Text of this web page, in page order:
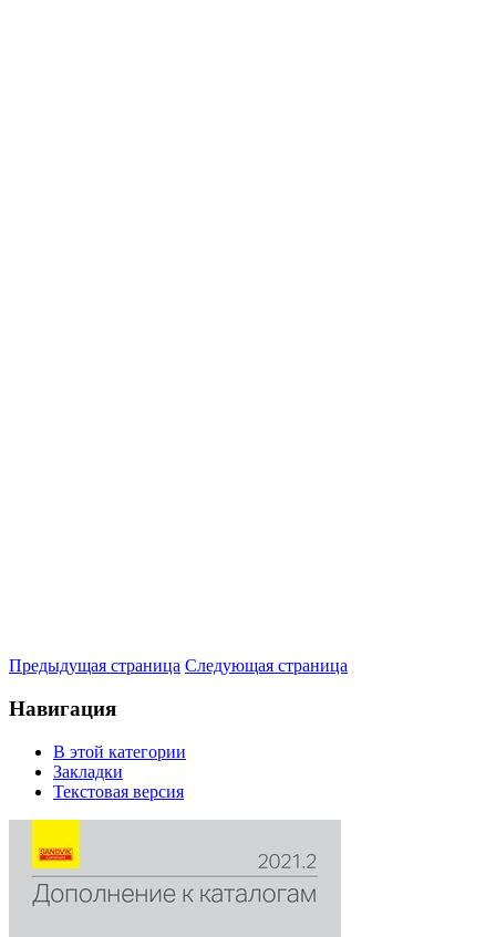
Предыдущая страница Следующая страница
Навигация
В этой категории
Закладки
Текстовая версия